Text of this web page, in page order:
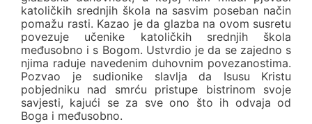
katoličkih srednjih škola na sasvim poseban način
pomažu rasti. Kazao je da glazba na ovom susretu
povezuje učenike katoličkih srednjih škola
međusobno i s Bogom. Ustvrdio je da se zajedno s
njima raduje navedenim duhovnim povezanostima.
Pozvao je sudionike slavlja da Isusu Kristu
pobjedniku nad smrću pristupe bistrinom svoje
savjesti, kajući se za sve ono što ih odvaja od
Boga i međusobno.